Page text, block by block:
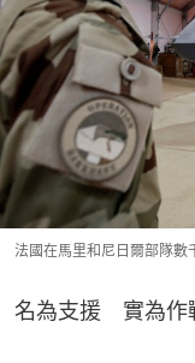
法國在馬里和尼日爾部隊數
名為支援　實為作